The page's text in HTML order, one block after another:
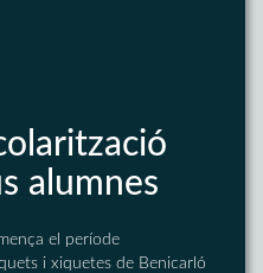
alumnes
el període
i xiquetes de Benicarló